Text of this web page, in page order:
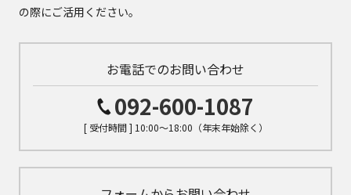
の際にご活用ください。
お電話でのお問い合わせ
092-600-1087
[ 受付時間 ] 10:00～18:00（年末年始除く）